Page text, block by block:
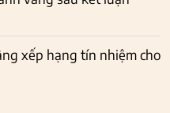
xếp hạng tín nhiệm cho